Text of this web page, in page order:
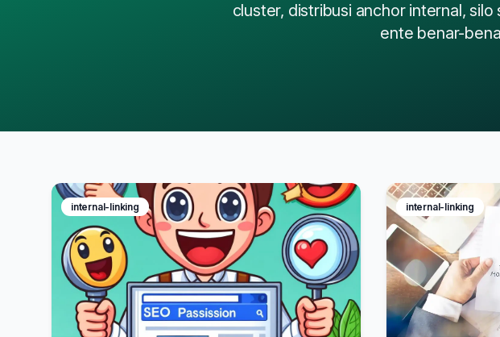
cluster, distribusi anchor internal,
ente benar-
internal-linking internal-linking